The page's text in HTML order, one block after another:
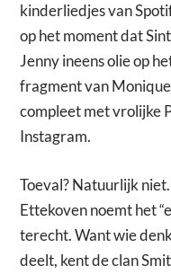
kinderliedjes van
op het moment dat
Jenny ineens olie op
fragment van
compleet met vrolijke
Instagram.
Toeval? Natuurlijk
Ettekoven noemt het
terecht. Want wie
deelt, kent de clan